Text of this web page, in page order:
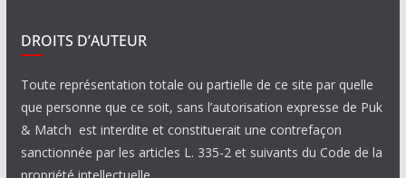
DROITS D’AUTEUR
Toute représentation totale ou partielle de ce site par quelle
que personne que ce soit, sans l’autorisation expresse de Puk
& Match est interdite et constituerait une contrefaçon
sanctionnée par les articles L. 335-2 et suivants du Code de la